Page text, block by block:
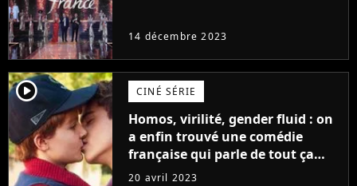
14 décembre 2023
player2 CINÉ SÉRIE
Homos, virilité, gender fluid : on
a enfin trouvé une comédie
française qui parle de tout ça
sans être super ringarde
20 avril 2023